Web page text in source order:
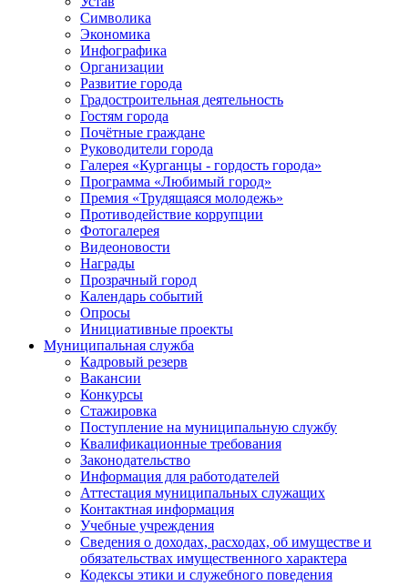
Символика
Экономика
Инфографика
Организации
Развитие города
Градостроительная деятельность
Гостям города
Почётные граждане
Руководители города
Галерея «Курганцы - гордость города»
Программа «Любимый город»
Премия «Трудящаяся молодежь»
Противодействие коррупции
Фотогалерея
Видеоновости
Награды
Прозрачный город
Календарь событий
Опросы
Инициативные проекты
Муниципальная служба
Кадровый резерв
Вакансии
Конкурсы
Стажировка
Поступление на муниципальную службу
Квалификационные требования
Законодательство
Информация для работодателей
Аттестация муниципальных служащих
Контактная информация
Учебные учреждения
Сведения о доходах, расходах, об имуществе и
обязательствах имущественного характера
Кодексы этики и служебного поведения